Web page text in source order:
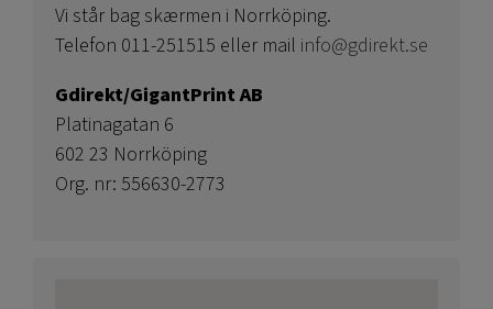
Vi står bag skærmen i Norrköping.
Telefon 011-251515 eller mail info@gdirekt.se
Gdirekt/GigantPrint AB
Platinagatan 6
602 23 Norrköping
Org. nr: 556630-2773